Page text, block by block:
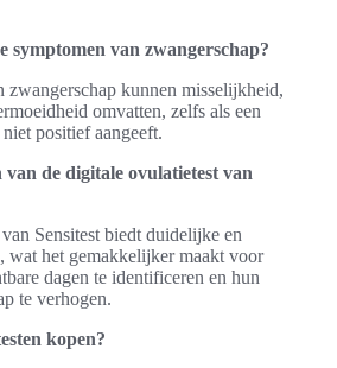
symptomen van zwangerschap?
zwangerschap kunnen misselijkheid,
omvatten, zelfs als een
positief aangeeft.
de digitale ovulatietest van
Sensitest biedt duidelijke en
wat het gemakkelijker maakt voor
dagen te identificeren en hun
te verhogen.
kopen?